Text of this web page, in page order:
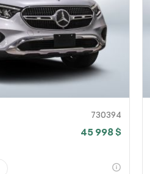
730394
45 998 $